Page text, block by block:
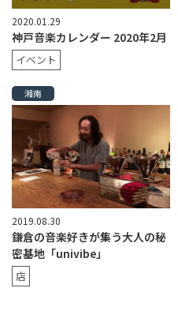
2020.01.29
神戸音楽カレンダー 2020年2月
イベント
湘南
2019.08.30
鎌倉の音楽好きが集う大人の秘
密基地「univibe」
店